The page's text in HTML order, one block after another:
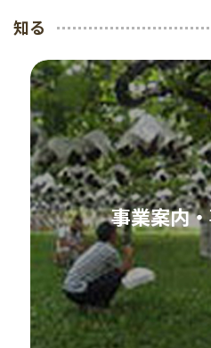
知る
事業案内